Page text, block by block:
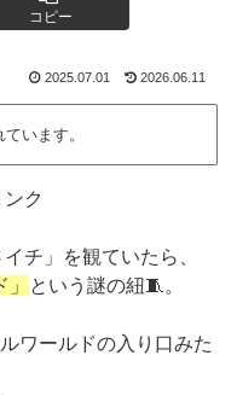
コピー
2025.07.01 2026.06.11
います。
ク
チ」を観ていたら、
という謎の紐🧵。
ワールドの入り口みた